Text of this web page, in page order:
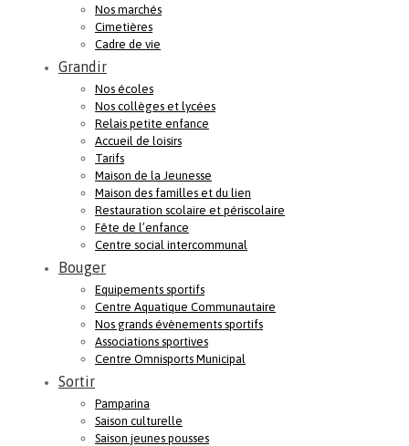
Nos marchés
Cimetières
Cadre de vie
Grandir
Nos écoles
Nos collèges et lycées
Relais petite enfance
Accueil de loisirs
Tarifs
Maison de la Jeunesse
Maison des familles et du lien
Restauration scolaire et périscolaire
Fête de l’enfance
Centre social intercommunal
Bouger
Equipements sportifs
Centre Aquatique Communautaire
Nos grands évènements sportifs
Associations sportives
Centre Omnisports Municipal
Sortir
Pamparina
Saison culturelle
Saison jeunes pousses